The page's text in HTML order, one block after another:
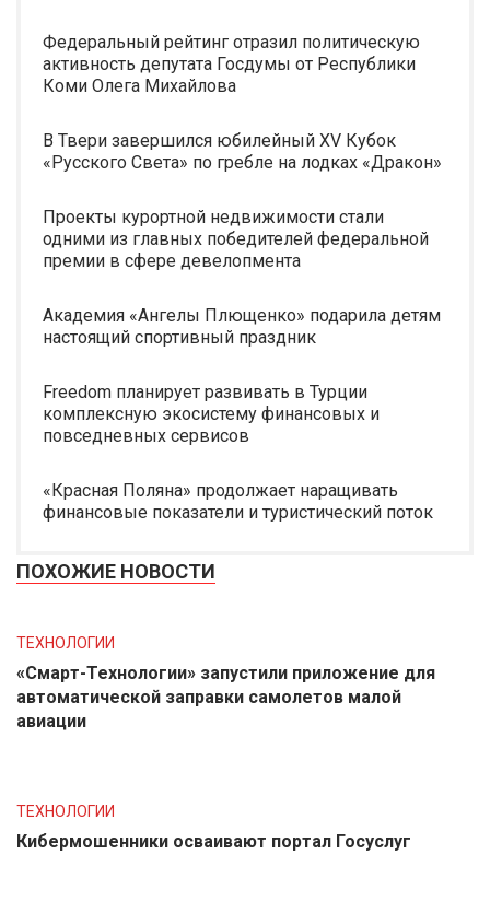
Федеральный рейтинг отразил политическую
активность депутата Госдумы от Республики
Коми Олега Михайлова
В Твери завершился юбилейный XV Кубок
«Русского Света» по гребле на лодках «Дракон»
Проекты курортной недвижимости стали
одними из главных победителей федеральной
премии в сфере девелопмента
Академия «Ангелы Плющенко» подарила детям
настоящий спортивный праздник
Freedom планирует развивать в Турции
комплексную экосистему финансовых и
повседневных сервисов
«Красная Поляна» продолжает наращивать
финансовые показатели и туристический поток
ПОХОЖИЕ НОВОСТИ
ТЕХНОЛОГИИ
«Смарт-Технологии» запустили приложение для
автоматической заправки самолетов малой
авиации
ТЕХНОЛОГИИ
Кибермошенники осваивают портал Госуслуг